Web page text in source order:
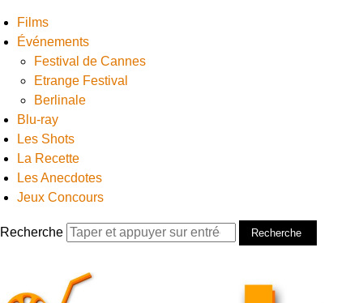
Films
Événements
Festival de Cannes
Etrange Festival
Berlinale
Blu-ray
Les Shots
La Recette
Les Anecdotes
Jeux Concours
Recherche